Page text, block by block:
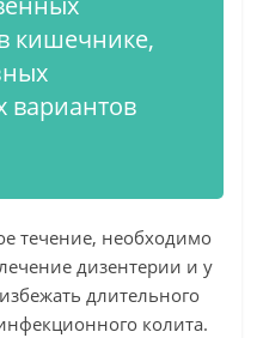
кишечнике,
вариантов
течение, необходимо
дизентерии и у
длительного
колита.